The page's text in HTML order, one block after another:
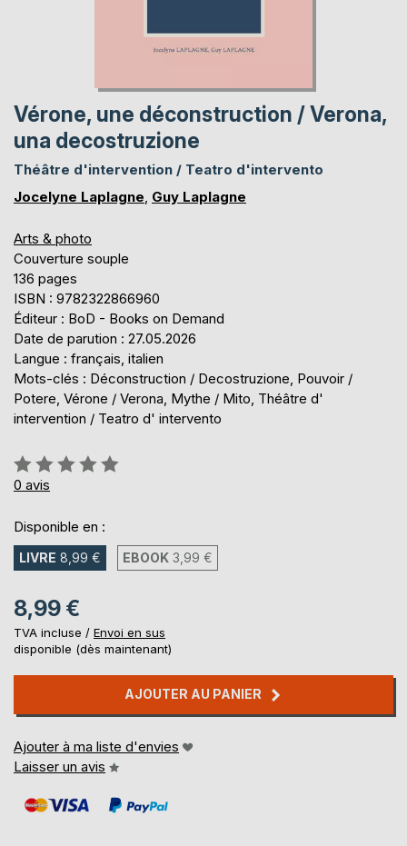
Vérone, une déconstruction / Verona,
una decostruzione
Théâtre d'intervention / Teatro d'intervento
Jocelyne Laplagne, Guy Laplagne
Arts & photo
Couverture souple
136 pages
ISBN : 9782322866960
Éditeur : BoD - Books on Demand
Date de parution : 27.05.2026
Langue : français, italien
Mots-clés : Déconstruction / Decostruzione, Pouvoir /
Potere, Vérone / Verona, Mythe / Mito, Théâtre d'
intervention / Teatro d' intervento
Évaluation:
0%
0 avis
Disponible en :
LIVRE 8,99 € EBOOK 3,99 €
8,99 €
TVA incluse / Envoi en sus
disponible (dès maintenant)
AJOUTER AU PANIER
Ajouter à ma liste d'envies
Laisser un avis